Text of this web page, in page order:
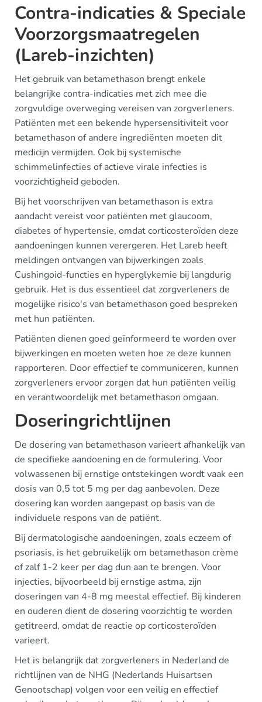
Contra-indicaties & Speciale
Voorzorgsmaatregelen
(Lareb-inzichten)
Het gebruik van betamethason brengt enkele
belangrijke contra-indicaties met zich mee die
zorgvuldige overweging vereisen van zorgverleners.
Patiënten met een bekende hypersensitiviteit voor
betamethason of andere ingrediënten moeten dit
medicijn vermijden. Ook bij systemische
schimmelinfecties of actieve virale infecties is
voorzichtigheid geboden.
Bij het voorschrijven van betamethason is extra
aandacht vereist voor patiënten met glaucoom,
diabetes of hypertensie, omdat corticosteroïden deze
aandoeningen kunnen verergeren. Het Lareb heeft
meldingen ontvangen van bijwerkingen zoals
Cushingoid-functies en hyperglykemie bij langdurig
gebruik. Het is dus essentieel dat zorgverleners de
mogelijke risico's van betamethason goed bespreken
met hun patiënten.
Patiënten dienen goed geïnformeerd te worden over
bijwerkingen en moeten weten hoe ze deze kunnen
rapporteren. Door effectief te communiceren, kunnen
zorgverleners ervoor zorgen dat hun patiënten veilig
en verantwoordelijk met betamethason omgaan.
Doseringrichtlijnen
De dosering van betamethason varieert afhankelijk van
de specifieke aandoening en de formulering. Voor
volwassenen bij ernstige ontstekingen wordt vaak een
dosis van 0,5 tot 5 mg per dag aanbevolen. Deze
dosering kan worden aangepast op basis van de
individuele respons van de patiënt.
Bij dermatologische aandoeningen, zoals eczeem of
psoriasis, is het gebruikelijk om betamethason crème
of zalf 1-2 keer per dag dun aan te brengen. Voor
injecties, bijvoorbeeld bij ernstige astma, zijn
doseringen van 4-8 mg meestal effectief. Bij kinderen
en ouderen dient de dosering voorzichtig te worden
getitreerd, omdat de reactie op corticosteroïden
varieert.
Het is belangrijk dat zorgverleners in Nederland de
richtlijnen van de NHG (Nederlands Huisartsen
Genootschap) volgen voor een veilig en effectief